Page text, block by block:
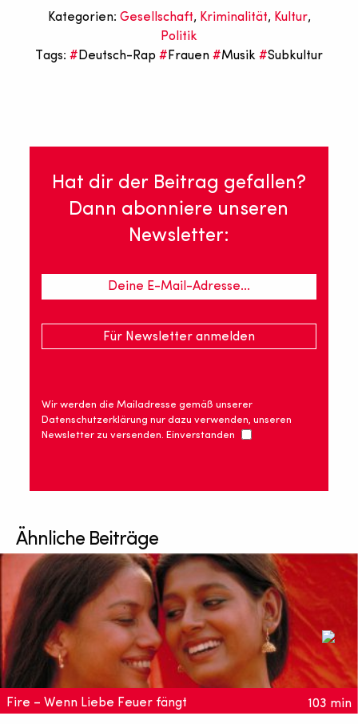
Kategorien: Gesellschaft, Kriminalität, Kultur,
Politik
Tags:
Deutsch-Rap Frauen Musik Subkultur
Hat dir der Beitrag gefallen?
Dann abonniere unseren
Newsletter:
Wir werden die Mailadresse gemäß unserer
Datenschutzerklärung nur dazu verwenden, unseren
Newsletter zu versenden. Einverstanden
Ähnliche Beiträge
Fire – Wenn Liebe Feuer fängt
103 min